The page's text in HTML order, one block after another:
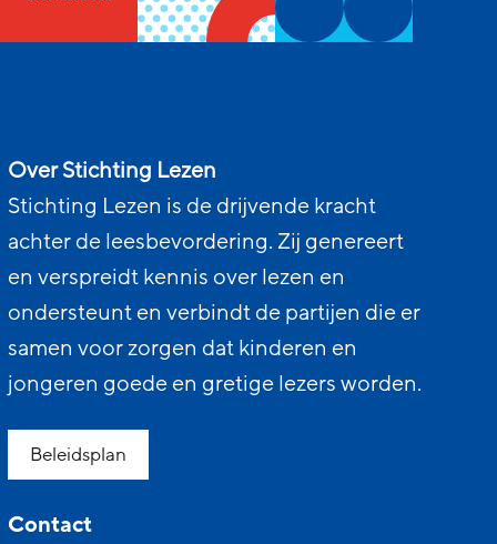
Over Stichting Lezen
Stichting Lezen is de drijvende kracht
achter de leesbevordering. Zij genereert
en verspreidt kennis over lezen en
ondersteunt en verbindt de partijen die er
samen voor zorgen dat kinderen en
jongeren goede en gretige lezers worden.
Beleidsplan
Contact